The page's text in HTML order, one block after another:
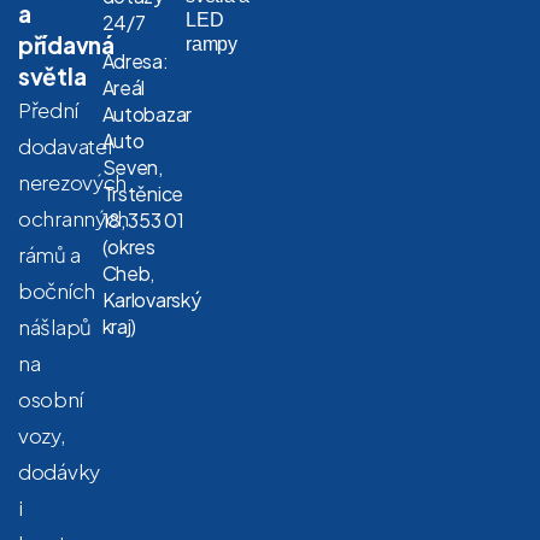
a
přídavná
světla
Přední
dodavatel
nerezových
ochranných
rámů a
bočních
nášlapů
na
osobní
vozy,
dodávky
i
24/7
Adresa:
Areál
Autobazar
Auto
Seven,
Trstěnice
18, 353 01
(okres
Cheb,
Karlovarský
kraj)
LED
rampy